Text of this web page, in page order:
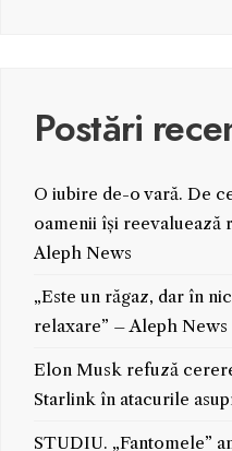
Postări
O iubire de-o vară. De
oamenii își reevaluează
Aleph News
„Este un răgaz, dar în
relaxare” – Aleph News
Elon Musk refuză
Starlink în atacurile
STUDIU. „Fantomele”